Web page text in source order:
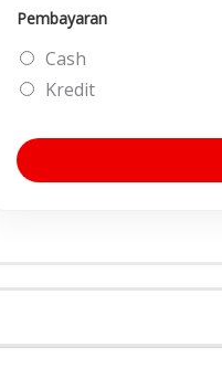
Pembayaran
Cash
Kredit